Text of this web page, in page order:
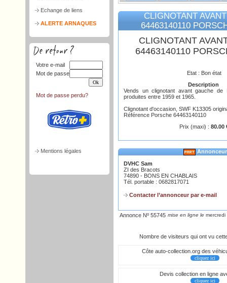
Echange de liens
ALERTE ARNAQUES
Votre e-mail
Mot de passe
Mot de passe perdu?
Mentions légales
CLIGNOTANT
64463140110
CLIGNOTANT
64463140110
Etat : Bon état
Description
Vends un clignotant avant gauche
produites entre 1959 et 1965.
Clignotant d'occasion, SWF K13305
Référence Porsche 64463140110
Prix (maxi) : 80.00
Annonceur
DVHC Sam
ZI des Bracots
74890 - BONS EN CHABLAIS
Tél. portable : 0682817071
Contacter l’annonceur par e-mail
Annonce Nº 55745 mise en ligne le
Nombre de visiteurs qui ont vu
Côte auto-collection.org des
cliquez ici
Devis collection en ligne
cliquez ici